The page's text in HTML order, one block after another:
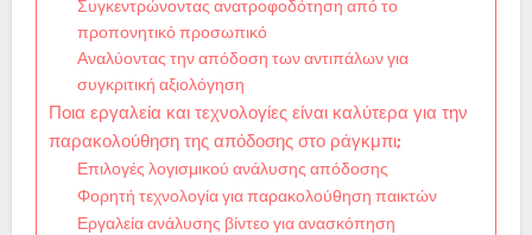
Συγκεντρώνοντας ανατροφοδότηση από το
προπονητικό προσωπικό
Αναλύοντας την απόδοση των αντιπάλων για
συγκριτική αξιολόγηση
Ποια εργαλεία και τεχνολογίες είναι καλύτερα για την
παρακολούθηση της απόδοσης στο ράγκμπι;
Επιλογές λογισμικού ανάλυσης απόδοσης
Φορητή τεχνολογία για παρακολούθηση παικτών
Εργαλεία ανάλυσης βίντεο για ανασκόπηση